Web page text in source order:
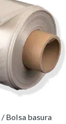
/ Bolsa basura